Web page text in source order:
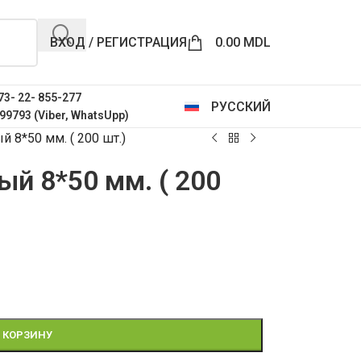
ВХОД / РЕГИСТРАЦИЯ 0.00 MDL
22- 855-277
(Viber, WhatsUpp)
РУССКИЙ
8*50 мм. ( 200 шт.)
8*50 мм. ( 200
КОРЗИНУ